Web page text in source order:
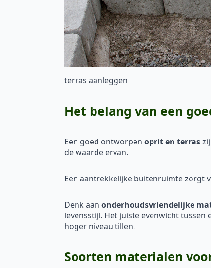
terras aanleggen
Het belang van een
Een goed ontworpen oprit en terras
de waarde ervan.
Een aantrekkelijke buitenruimte zorgt
Denk aan onderhoudsvriendelijke
levensstijl. Het juiste evenwicht
hoger niveau tillen.
Soorten materialen